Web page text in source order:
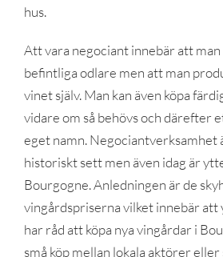
hus.
Att vara negociant innebär att
befintliga odlare men att man
vinet själv. Man kan även köpa
vidare om så behövs och därefter
eget namn. Negociantverksamhet
historiskt sett men även idag är
Bourgogne. Anledningen är de
vingårdspriserna vilket innebär
har råd att köpa nya vingårdar i
små köp mellan lokala aktörer